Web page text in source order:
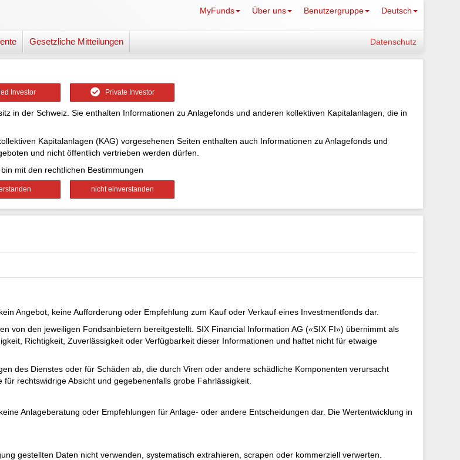
Gesetzliche Mitteilungen Datenschutz
MyFunds Über uns Benutzergruppe Deutsch
Investor Private Investor
in der Schweiz. Sie enthalten Informationen zu Anlagefonds und anderen kollektiven Kapitalanlagen, die in
Kapitalanlagen (KAG) vorgesehenen Seiten enthalten auch Informationen zu Anlagefonds und
und nicht öffentlich vertrieben werden dürfen.
bin mit den rechtlichen Bestimmungen
Angebot, keine Aufforderung oder Empfehlung zum Kauf oder Verkauf eines Investmentfonds dar.
von den jeweiligen Fondsanbietern bereitgestellt. SIX Financial Information AG («SIX FI») übernimmt als
Richtigkeit, Zuverlässigkeit oder Verfügbarkeit dieser Informationen und haftet nicht für etwaige
des Dienstes oder für Schäden ab, die durch Viren oder andere schädliche Komponenten verursacht
rechtswidrige Absicht und gegebenenfalls grobe Fahrlässigkeit.
Anlageberatung oder Empfehlungen für Anlage- oder andere Entscheidungen dar. Die Wertentwicklung in
gestellten Daten nicht verwenden, systematisch extrahieren, scrapen oder kommerziell verwerten.